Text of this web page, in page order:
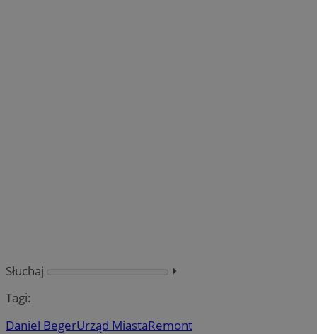
Słuchaj
⏵︎
Tagi:
Daniel BegerUrząd MiastaRemont